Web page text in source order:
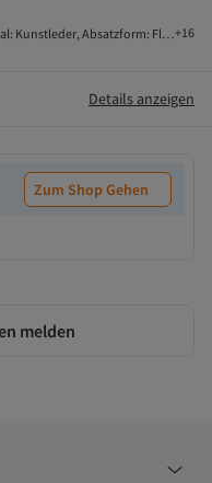
: Kunstleder,Absatzform: Flacher
+16
Details anzeigen
Zum Shop Gehen
melden